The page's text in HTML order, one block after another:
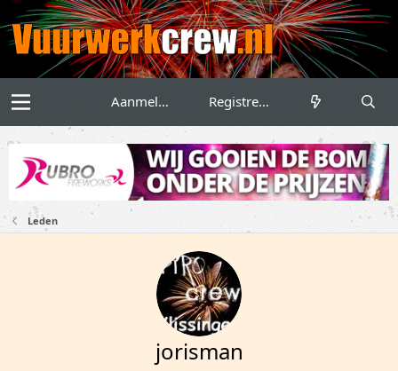
Aanmelden Registreren
Leden
jorisman